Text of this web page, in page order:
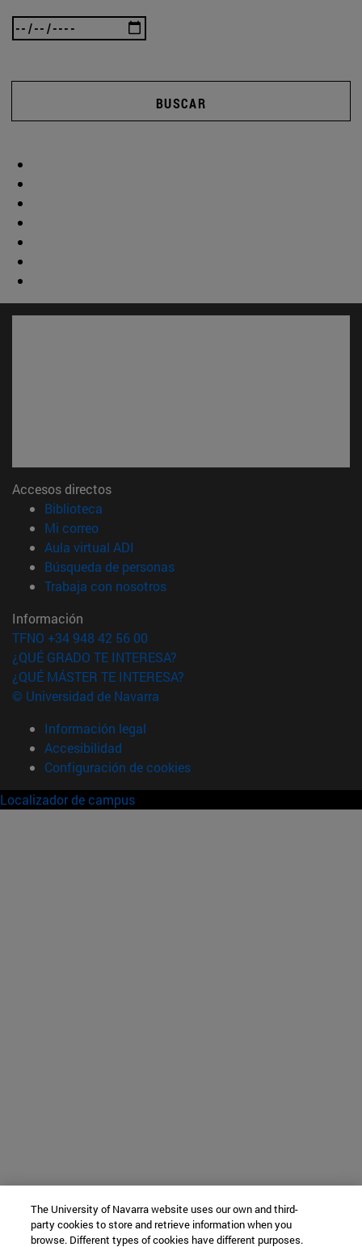
BUSCAR
Accesos directos
Biblioteca
Mi correo(abre en nueva ventana)
Aula virtual ADI
Búsqueda de personas(abre en nueva ventana)
Trabaja con nosotros(abre en nueva ventana)
Información
TFNO +34 948 42 56 00
¿QUÉ GRADO TE INTERESA?
¿QUÉ MÁSTER TE INTERESA?
© Universidad de Navarra
Información legal
Accesibilidad
Configuración de cookies
Localizador de campus
The University of Navarra website uses our own and third-
party cookies to store and retrieve information when you
browse. Different types of cookies have different purposes.